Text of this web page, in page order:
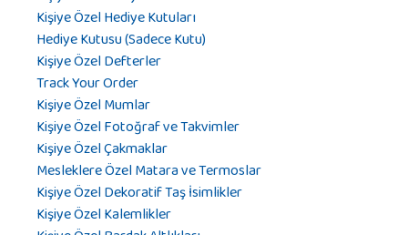
Kişiye Özel Hediye Kutuları
Hediye Kutusu (Sadece Kutu)
Kişiye Özel Defterler
Track Your Order
Kişiye Özel Mumlar
Kişiye Özel Fotoğraf ve Takvimler
Kişiye Özel Çakmaklar
Mesleklere Özel Matara ve Termoslar
Kişiye Özel Dekoratif Taş İsimlikler
Kişiye Özel Kalemlikler